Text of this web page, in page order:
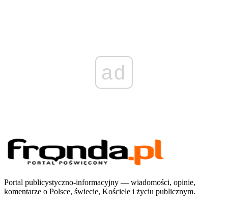
ad
Portal publicystyczno-informacyjny — wiadomości, opinie,
komentarze o Polsce, świecie, Kościele i życiu publicznym.